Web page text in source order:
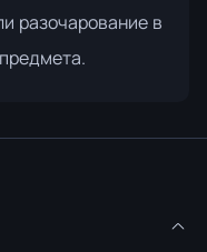
разочарование в